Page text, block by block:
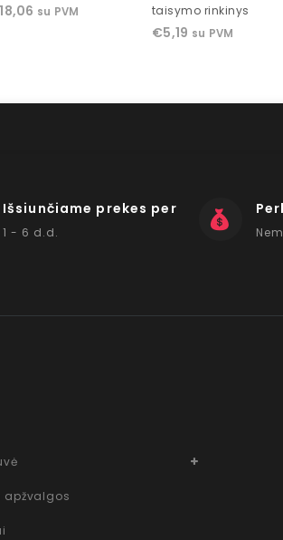
18,06 su PVM
of
5
taisymo rinkinys
€5,19 su PVM
Išsiunčiame prekes per
1 - 6 d.d.
apžvalgos